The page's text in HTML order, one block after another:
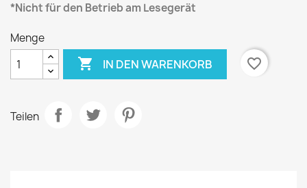
*Nicht für den Betrieb am Lesegerät
Menge
 IN DEN WARENKORB favorite_border
Teilen